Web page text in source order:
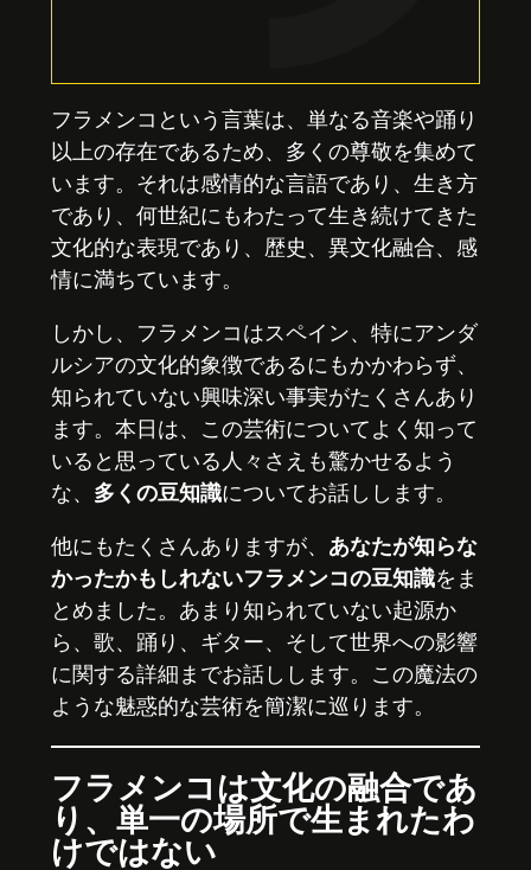
フラメンコという言葉は、単なる音楽や踊り
以上の存在であるため、多くの尊敬を集めて
います。それは感情的な言語であり、生き方
であり、何世紀にもわたって生き続けてきた
文化的な表現であり、歴史、異文化融合、感
情に満ちています。
しかし、フラメンコはスペイン、特にアンダ
ルシアの文化的象徴であるにもかかわらず、
知られていない興味深い事実がたくさんあり
ます。本日は、この芸術についてよく知って
いると思っている人々さえも驚かせるよう
な、 多くの豆知識についてお話しします。
他にもたくさんありますが、 あなたが知らな
かったかもしれないフラメンコの豆知識をま
とめました。あまり知られていない起源か
ら、歌、踊り、ギター、そして世界への影響
に関する詳細までお話しします。この魔法の
ような魅惑的な芸術を簡潔に巡ります。
フラメンコは文化の融合であ
り、単一の場所で生まれたわ
けではない